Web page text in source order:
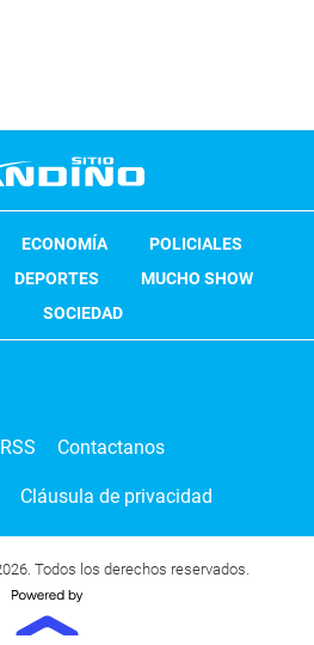
ECONOMÍA
POLICIALES
DEPORTES
MUCHO SHOW
SOCIEDAD
RSS Contactanos
Cláusula de privacidad
Todos los derechos reservados.